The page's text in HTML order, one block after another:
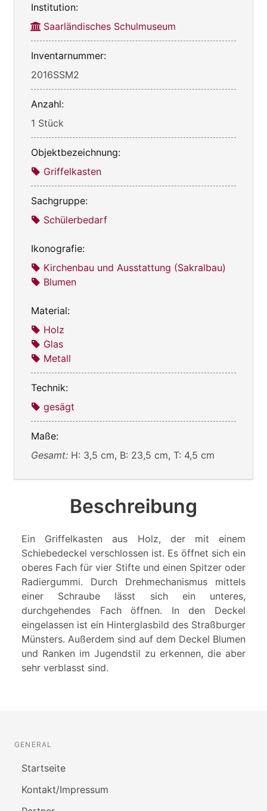
Institution:
Saarländisches Schulmuseum
Inventarnummer:
2016SSM2
Anzahl:
1 Stück
Objektbezeichnung:
Griffelkasten
Sachgruppe:
Schülerbedarf
Ikonografie:
Kirchenbau und Ausstattung (Sakralbau)
Blumen
Material:
Holz
Glas
Metall
Technik:
gesägt
Maße:
Gesamt: H: 3,5 cm, B: 23,5 cm, T: 4,5 cm
Beschreibung
Ein Griffelkasten aus Holz, der mit einem
Schiebedeckel verschlossen ist. Es öffnet sich ein
oberes Fach für vier Stifte und einen Spitzer oder
Radiergummi. Durch Drehmechanismus mittels
einer Schraube lässt sich ein unteres,
durchgehendes Fach öffnen. In den Deckel
eingelassen ist ein Hinterglasbild des Straßburger
Münsters. Außerdem sind auf dem Deckel Blumen
und Ranken im Jugendstil zu erkennen, die aber
sehr verblasst sind.
GENERAL
Startseite
Kontakt/Impressum